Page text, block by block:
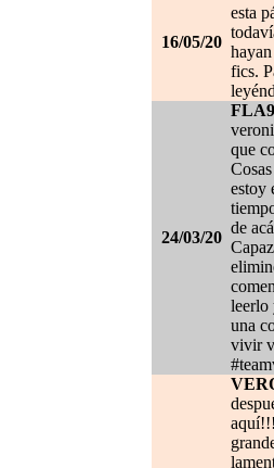
16/05/20
esta
fics.
24/03/20
que
estoy
de
leerlo
una
vivir